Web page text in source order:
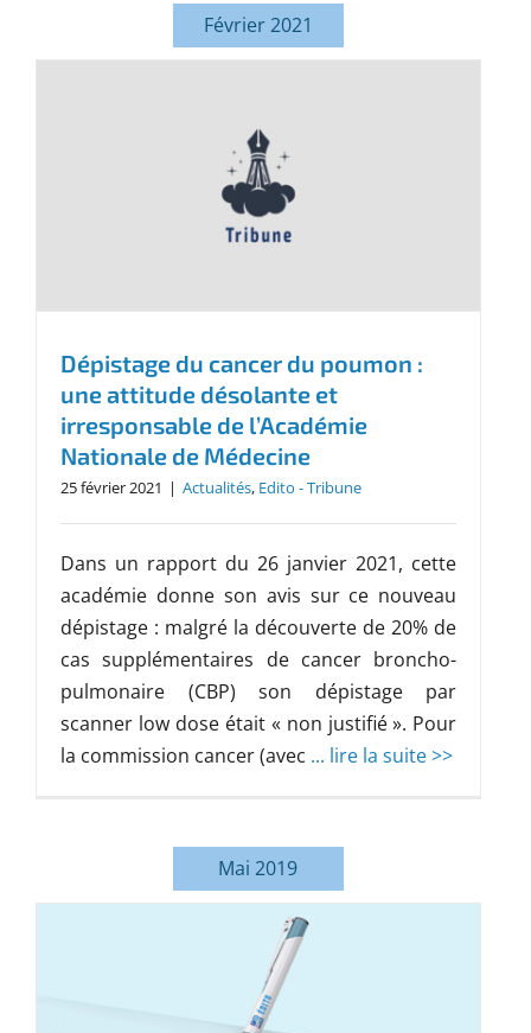
Février 2021
Dépistage du cancer du poumon :
une attitude désolante et
irresponsable de l’Académie
Nationale de Médecine
25 février 2021 | Actualités, Edito - Tribune
Dans un rapport du 26 janvier 2021, cette
académie donne son avis sur ce nouveau
dépistage : malgré la découverte de 20% de
cas supplémentaires de cancer broncho-
pulmonaire (CBP) son dépistage par
scanner low dose était « non justifié ». Pour
la commission cancer (avec ... lire la suite >>
Mai 2019